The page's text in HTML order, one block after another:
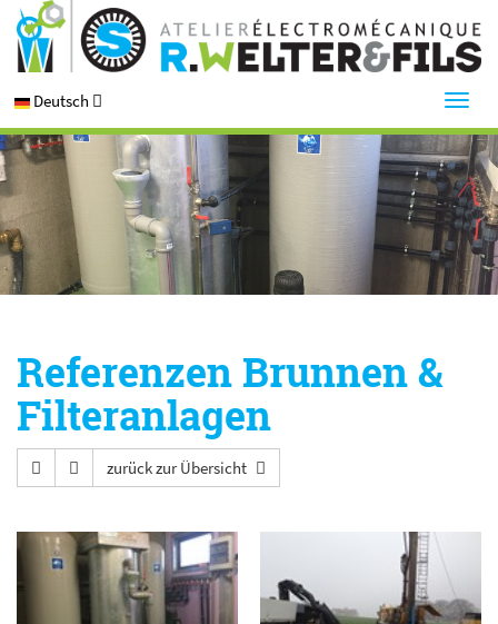
Deutsch
Referenzen Brunnen &
Filteranlagen
zurück zur Übersicht